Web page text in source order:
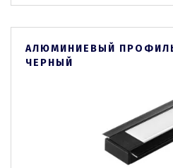
АЛЮМИНИЕВЫЙ
ЧЕРНЫЙ